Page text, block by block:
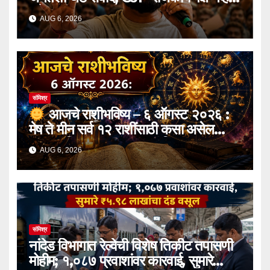
‘प्रेशर ग्रुप’ म्हणून काम करणार
AUG 6, 2026
संमिश्र
आजचे राशीभविष्य – ६ ऑगस्ट २०२६ :
मेष ते मीन सर्व १२ राशींसाठी कसा असेल
आजचा दिवस? जाणून घ्या करिअर, व्यवसाय,
आर्थिक स्थिती, कौटुंबिक जीवन आणि भाग्याचे
संपूर्ण भविष्य!
AUG 6, 2026
संमिश्र
नांदेड विभागात रेल्वेची विशेष तिकीट तपासणी
मोहीम; १,०८७ प्रवाशांवर कारवाई, सुमारे